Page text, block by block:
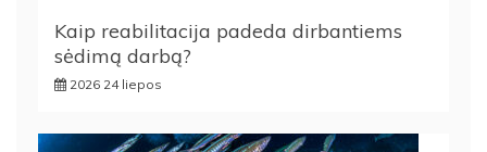
Kaip reabilitacija padeda dirbantiems
sėdimą darbą?
2026 24 liepos